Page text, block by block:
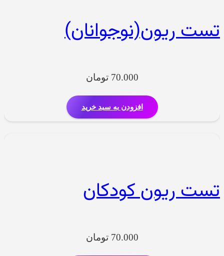
تست ریون(نوجوانان)
70.000 تومان
افزودن به سبد خرید
تست ریون کودکان
70.000 تومان